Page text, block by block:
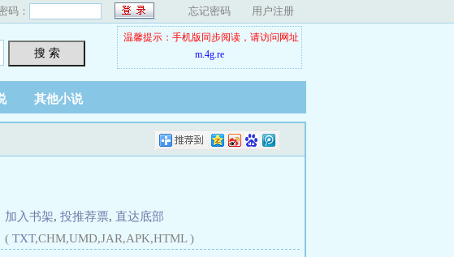
码： 忘记密码 用户注册
搜 索
温馨提示：手机版同步阅读，请访问网址
m.4g.re
其他小说
加入书架, 投推荐票, 直达底部
( TXT,CHM,UMD,JAR,APK,HTML )